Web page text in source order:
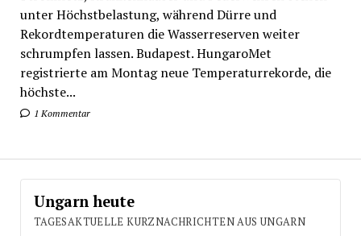
unter Höchstbelastung, während Dürre und
Rekordtemperaturen die Wasserreserven weiter
schrumpfen lassen. Budapest. HungaroMet
registrierte am Montag neue Temperaturrekorde, die
höchste...
1 Kommentar
Ungarn heute
TAGESAKTUELLE KURZNACHRICHTEN AUS UNGARN